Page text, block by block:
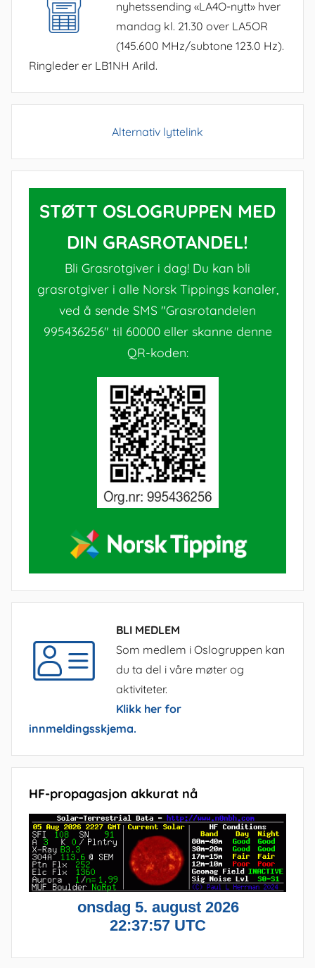
nyhetssending «LA4O-nytt» hver
mandag kl. 21.30 over LA5OR
(145.600 MHz/subtone 123.0 Hz).
Ringleder er LB1NH Arild.
Alternativ lyttelink
STØTT OSLOGRUPPEN MED
DIN GRASROTANDEL!
Bli Grasrotgiver i dag! Du kan bli
grasrotgiver i alle Norsk Tippings kanaler,
ved å sende SMS "Grasrotandelen
995436256" til 60000 eller skanne denne
QR-koden:
BLI MEDLEM
Som medlem i Oslogruppen kan
du ta del i våre møter og
aktiviteter.
Klikk her for
innmeldingsskjema.
HF-propagasjon akkurat nå